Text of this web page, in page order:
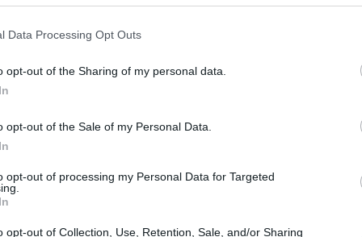
Data Processing Opt Outs
opt-out of the Sharing of my personal data.
opt-out of the Sale of my Personal Data.
opt-out of processing my Personal Data for Targeted
opt-out of Collection, Use, Retention, Sale, and/or Sharing
εμφανίζονται οι προβλέψεις για
Eurobank, η HSBC βλέπει dividend yield
ανά μετοχή 0,12 ευρώ το 2026,
Για την Alpha Bank, προβλέπει
ενώ το μέρισμα ανά μετοχή
0,13 ευρώ το 2027 και στα 0,16 ευρώ